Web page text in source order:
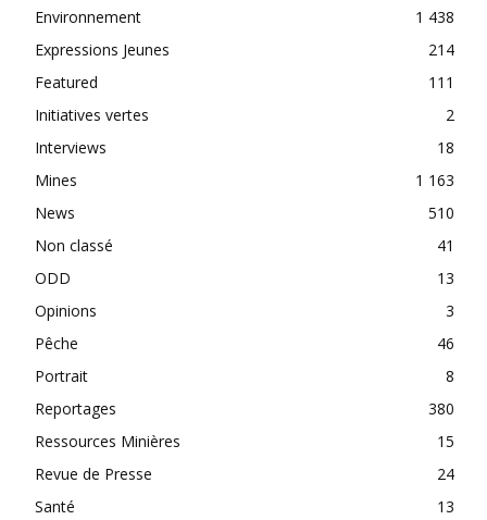
Environnement
1 438
Expressions Jeunes
214
Featured
111
Initiatives vertes
2
Interviews
18
Mines
1 163
News
510
Non classé
41
ODD
13
Opinions
3
Pêche
46
Portrait
8
Reportages
380
Ressources Minières
15
Revue de Presse
24
Santé
13